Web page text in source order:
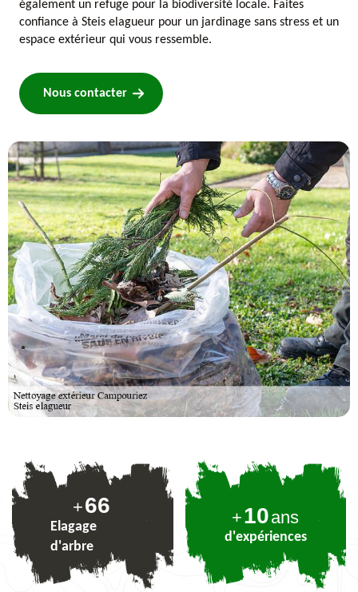
également un refuge pour la biodiversité locale. Faites
confiance à Steis elagueur pour un jardinage sans stress et un
espace extérieur qui vous ressemble.
Nous contacter
+80
Elagage
d'arbre
+10ans
d'expériences